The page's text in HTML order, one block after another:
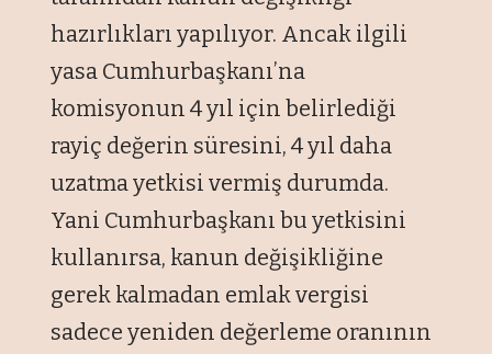
hazırlıkları yapılıyor. Ancak ilgili
yasa Cumhurbaşkanı’na
komisyonun 4 yıl için belirlediği
rayiç değerin süresini, 4 yıl daha
uzatma yetkisi vermiş durumda.
Yani Cumhurbaşkanı bu yetkisini
kullanırsa, kanun değişikliğine
gerek kalmadan emlak vergisi
sadece yeniden değerleme oranının